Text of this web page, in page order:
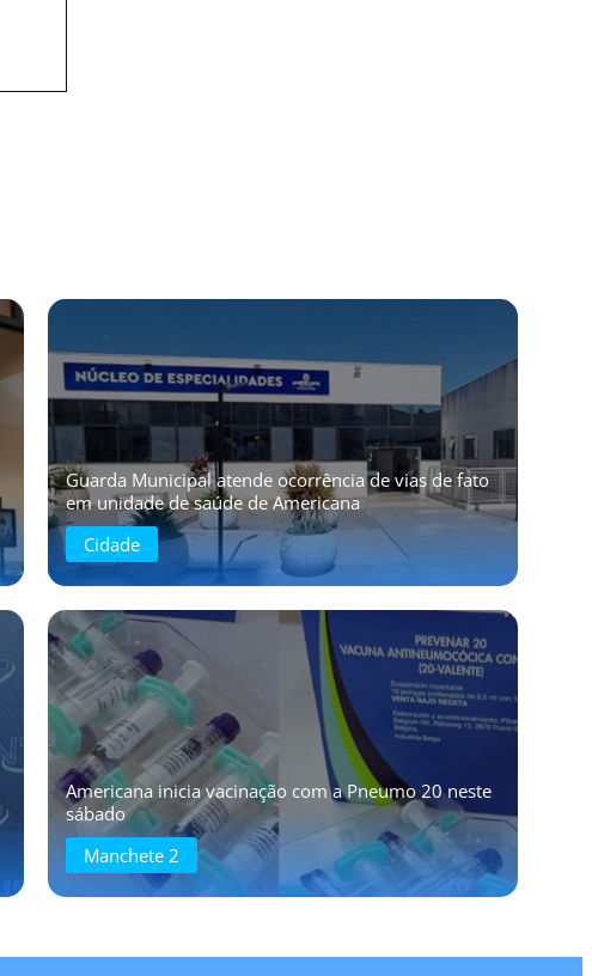
Guarda Municipal atende ocorrência de vias de fato
em unidade de saúde de Americana
Cidade
Americana inicia vacinação com a Pneumo 20 neste
sábado
Manchete 2